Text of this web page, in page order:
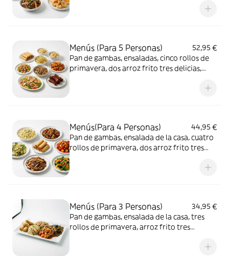
Menús (Para 5 Personas)
52,95 €
Pan de gambas, ensaladas, cinco rollos de
primavera, dos arroz frito tres delicias,
Menús(Para 4 Personas)
44,95 €
Pan de gambas, ensalada de la casa, cuatro
rollos de primavera, dos arroz frito tres
con salsa de ostras, pollo con almendras,
Menús (Para 3 Personas)
34,95 €
Pan de gambas, ensalada de la casa, tres
rollos de primavera, arroz frito tres
con salsa de ostras y pollo con almendras